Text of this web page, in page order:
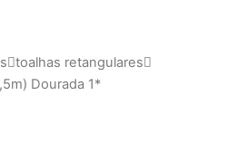
toalhas retangulares
Dourada 1*